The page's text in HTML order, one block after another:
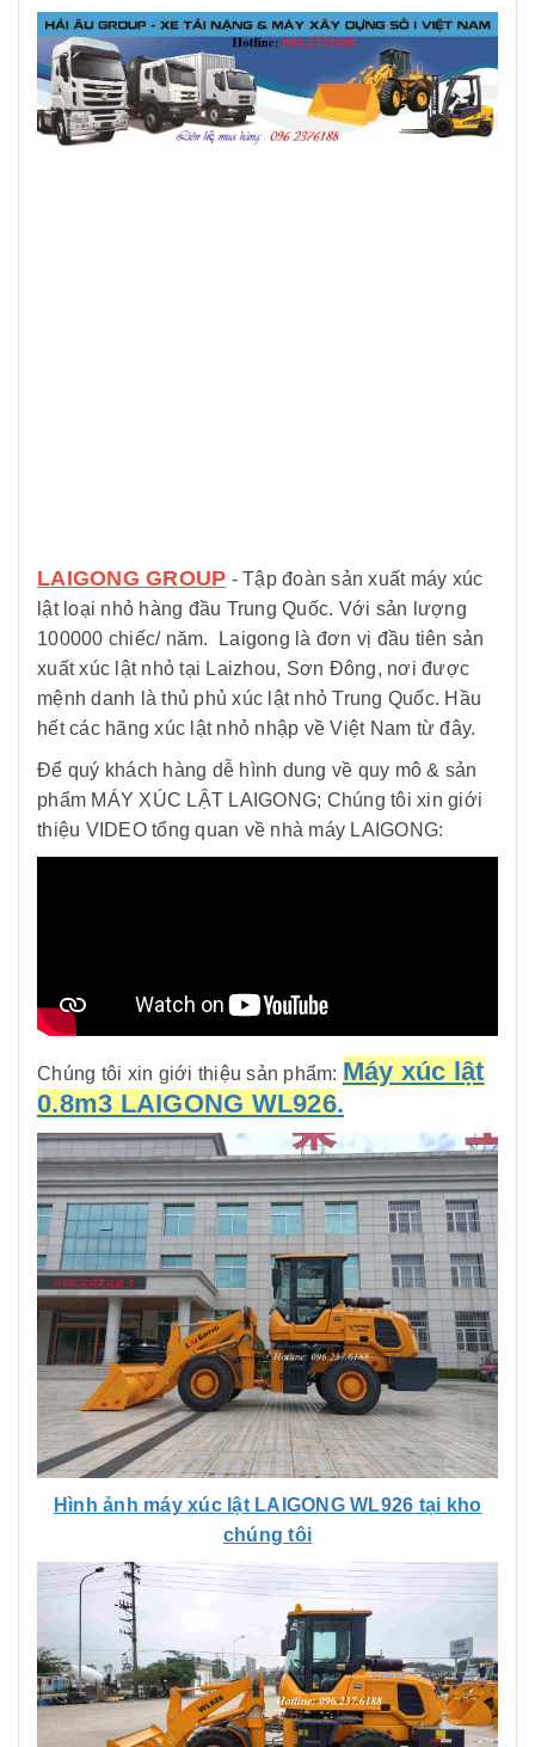
LAIGONG GROUP - Tập đoàn sản xuất máy xúc
lật loại nhỏ hàng đầu Trung Quốc. Với sản lượng
100000 chiếc/ năm. Laigong là đơn vị đầu tiên sản
xuất xúc lật nhỏ tại Laizhou, Sơn Đông, nơi được
mệnh danh là thủ phủ xúc lật nhỏ Trung Quốc. Hầu
hết các hãng xúc lật nhỏ nhập về Việt Nam từ đây.
Để quý khách hàng dễ hình dung về quy mô & sản
phẩm MÁY XÚC LẬT LAIGONG; Chúng tôi xin giới
thiệu VIDEO tổng quan về nhà máy LAIGONG:
Chúng tôi xin giới thiệu sản phẩm: Máy xúc lật
0.8m3 LAIGONG WL926.
Hình ảnh máy xúc lật LAIGONG WL926 tại kho
chúng tôi